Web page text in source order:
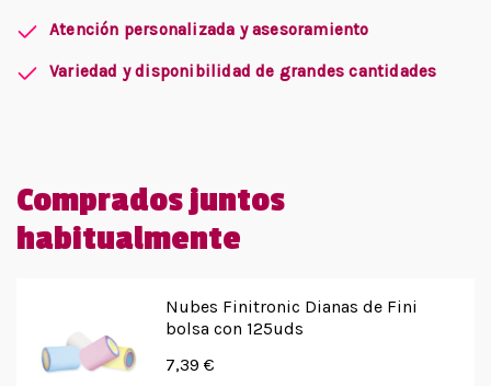
Atención personalizada y asesoramiento
Variedad y disponibilidad de grandes cantidades
Comprados juntos
habitualmente
Nubes Finitronic Dianas de Fini
bolsa con 125uds
7,39 €